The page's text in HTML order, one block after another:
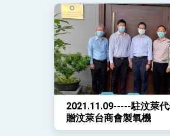
總統發表執政
賴總統就職演說
總統重要談話
外交部重要言論
我國政府將在美
2021.11.09-----駐汶萊
贈汶萊台商會製氧機